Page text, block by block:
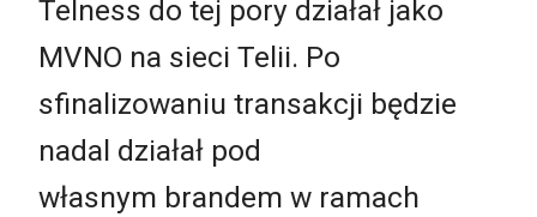
Telness do tej pory działał jako
MVNO na sieci Telii. Po
sfinalizowaniu transakcji będzie
nadal działał pod
własnym brandem w ramach